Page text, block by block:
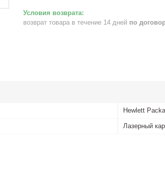
возврат товара в течение 14 дней по
Hewlett
Лазерный